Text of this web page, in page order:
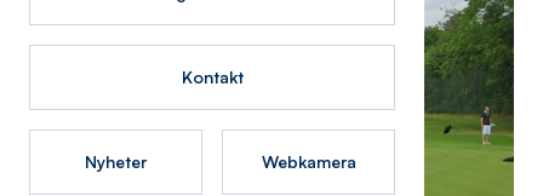
Kontakt
Nyheter Webkamera